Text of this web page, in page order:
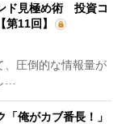
ド見極め術 投資コ
11回】
圧倒的な情報量が
…
俺がカブ番長！」